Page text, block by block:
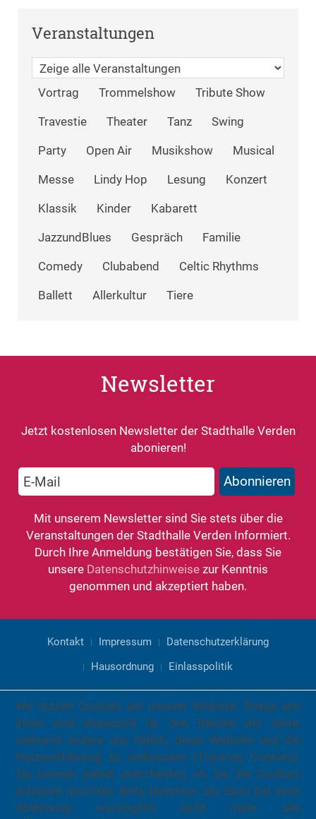
Veranstaltungen
Vortrag Trommelshow Tribute Show
Travestie Theater Tanz Swing
Party Open Air Musikshow Musical
Messe Lindy Hop Lesung Konzert
Klassik Kinder Kabarett
JazzundBlues Gespräch Familie
Comedy Clubabend Celtic Rhythms
Ballett Allerkultur Tiere
Newsletter
Jetzt kostenlosen Newsletter der Stadthalle Verden
abonieren!
Mit unserem Newsletter sind Sie stets über die
Veranstaltungen der Stadthalle Verden Informiert.
Durch Ihre Anmeldung bestätigen Sie, dass Sie
unsere Datenschutzhinweise zur Kenntnis
genommen und akzeptiert haben.
Kontakt Impressum
Datenschutzerklärung
Hausordnung
Einlasspolitik
Wir nutzen Cookies auf unserer Website. Einige von
ihnen sind essenziell für den Betrieb der Seite,
während andere uns helfen, diese Website und die
Nutzererfahrung zu verbessern (Tracking Cookies).
Sie können selbst entscheiden, ob Sie die Cookies
zulassen möchten. Bitte beachten Sie, dass bei einer
Ablehnung womöglich nicht mehr alle